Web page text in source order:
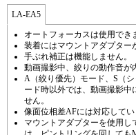
LA-EA5
オートフォーカスは使用でき
装着にはマウントアダプター
手ぶれ補正は機能しません。
動画撮影中、絞りの動作音が
A（絞り優先）モード、S（
ード時以外では、動画撮影中
せん。
像面位相差AFには対応してい
マウントアダプターを使用